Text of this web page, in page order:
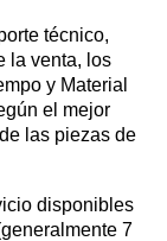
técnico,
la venta, los
y Material
el mejor
las piezas de
disponibles
7